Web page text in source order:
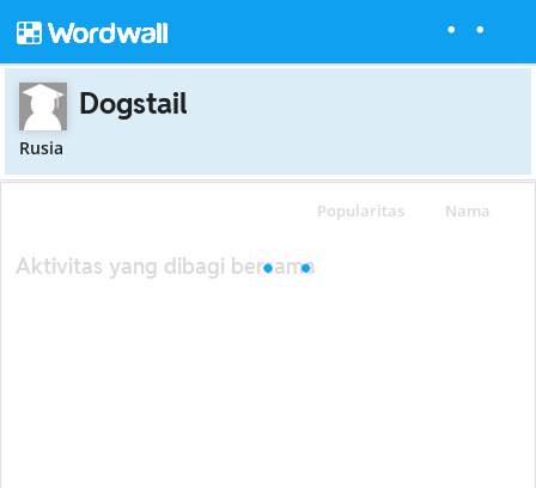
Dogstail
Rusia
Popularitas Nama
Aktivitas yang dibagi bersama